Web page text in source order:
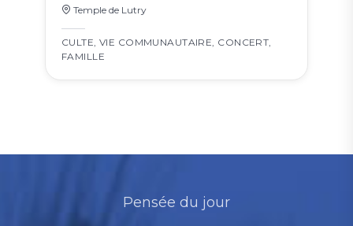
Temple de Lutry
CULTE,VIE COMMUNAUTAIRE, CONCERT,
FAMILLE
Pensée du jour